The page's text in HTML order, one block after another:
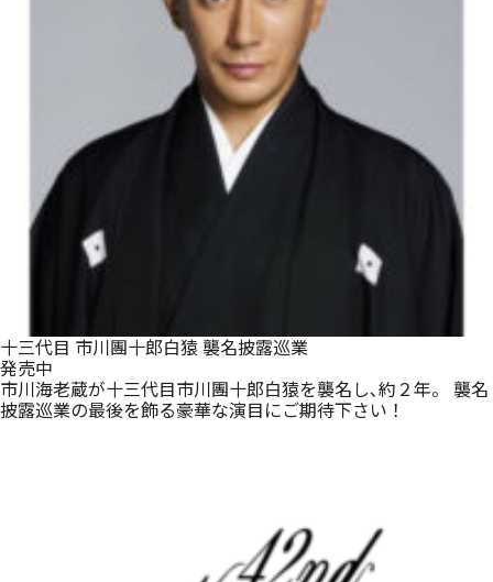
十三代目 市川團十郎白猿 襲名披露巡業
発売中
市川海老蔵が十三代目市川團十郎白猿を襲名し､約２年。 襲名
披露巡業の最後を飾る豪華な演目にご期待下さい！